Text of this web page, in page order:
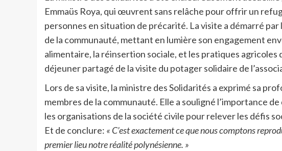
Emmaüs Roya, qui œuvrent sans relâche pour offrir un
personnes en situation de précarité. La visite a démarré
de la communauté, mettant en lumière son engagement
alimentaire, la réinsertion sociale, et les pratiques agricoles
déjeuner partagé de la visite du potager solidaire de
Lors de sa visite, la ministre des Solidarités a exprimé sa
membres de la communauté. Elle a souligné l’importance
les organisations de la société civile pour relever les défis
Et de conclure: « C’est exactement ce que nous comptons
premier lieu notre réalité polynésienne. »